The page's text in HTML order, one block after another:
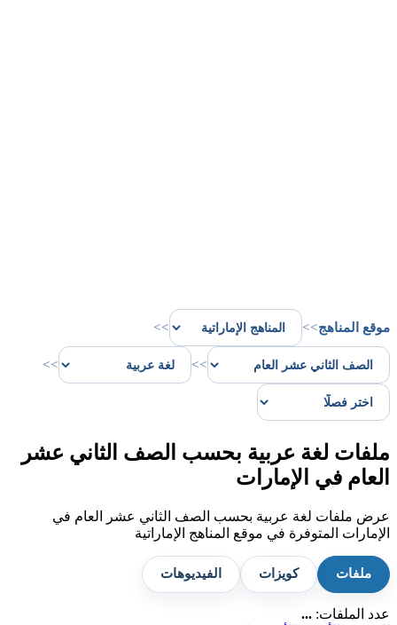
موقع المناهج>>
>>
>>
>>
ملفات لغة عربية بحسب الصف الثاني عشر
العام في الإمارات
عرض ملفات لغة عربية بحسب الصف الثاني عشر العام في
الإمارات المتوفرة في موقع المناهج الإماراتية
ملفات كويزات الفيديوهات
عدد الملفات: ...